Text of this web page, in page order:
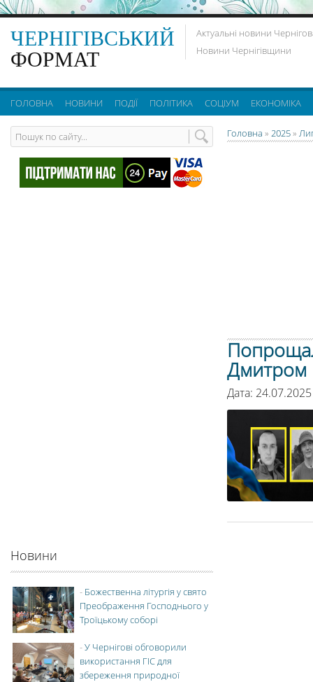
ЧЕРНІГІВСЬКИЙ
ФОРМАТ
Актуальні новини
Новини Чернігівщини
ГОЛОВНА НОВИНИ ПОДІЇ ПОЛІТИКА СОЦІУМ ЕКОНОМІКА
Головна » 2025»
Дмитром
Дата:
Новини
- Божественна літургія у свято
Преображення Господнього у
Троїцькому соборі
-У Чернігові обговорили
використання ГІС для
збереження природної